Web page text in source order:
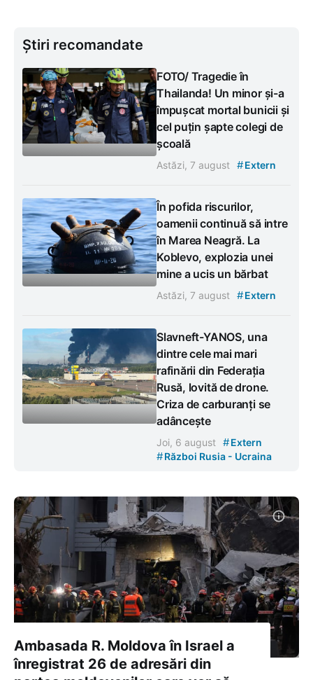
Știri recomandate
FOTO/ Tragedie în
Thailanda! Un minor și-a
împușcat mortal bunicii și
cel puțin șapte colegi de
școală
Astăzi, 7 august #Extern
În pofida riscurilor,
oamenii continuă să intre
în Marea Neagră. La
Koblevo, explozia unei
mine a ucis un bărbat
Astăzi, 7 august #Extern
Slavneft-YANOS, una
dintre cele mai mari
rafinării din Federația
Rusă, lovită de drone.
Criza de carburanți se
adâncește
Joi, 6 august #Extern
#Război Rusia - Ucraina
Ambasada R. Moldova în Israel a
înregistrat 26 de adresări din